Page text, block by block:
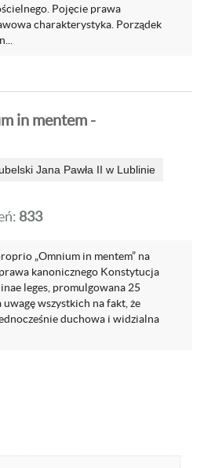
Pojęcie prawa
charakterystyka. Porządek
in mentem -
Jana Pawła II w Lublinie
833
„Omnium in mentem” na
kanonicznego Konstytucja
leges, promulgowana 25
wszystkich na fakt, że
duchowa i widzialna